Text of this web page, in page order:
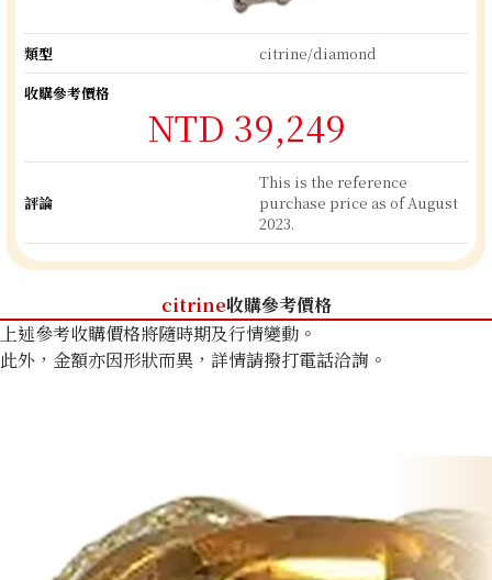
類型
citrine/diamond
收購參考價格
NTD 39,249
評論
This is the reference
purchase price as of August
2023.
citrine收購參考價格
上述參考收購價格將隨時期及行情變動。
此外，金額亦因形狀而異，詳情請撥打電話洽詢。